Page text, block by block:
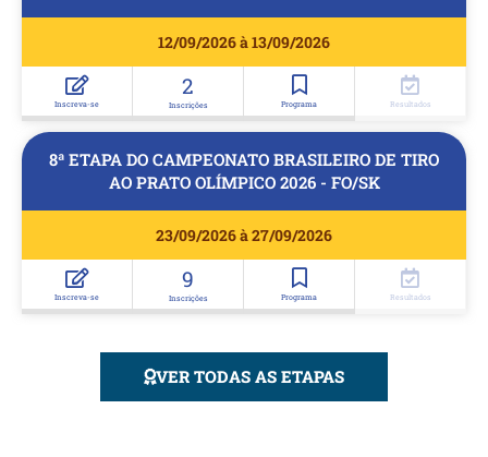
12/09/2026 à 13/09/2026
Inscreva-se
2
Inscrições Programa Resultados
8ª ETAPA DO CAMPEONATO BRASILEIRO DE TIRO
AO PRATO OLÍMPICO 2026 - FO/SK
23/09/2026 à 27/09/2026
Inscreva-se
9
Inscrições Programa Resultados
VER TODAS AS ETAPAS